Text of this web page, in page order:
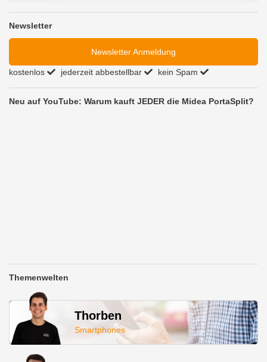
Newsletter
Newsletter Anmeldung
kostenlos jederzeit abbestellbar kein Spam
Neu auf YouTube: Warum kauft JEDER die Midea PortaSplit?
Themenwelten
Thorben
Smartphones